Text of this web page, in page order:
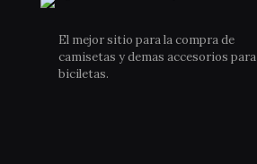
El mejor sitio para la compra de
camisetas y demas accesorios para
biciletas.